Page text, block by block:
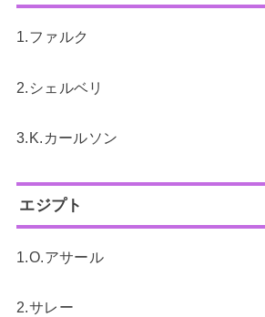
1.ファルク
2.シェルベリ
3.K.カールソン
エジプト
1.O.アサール
2.サレー